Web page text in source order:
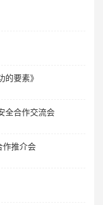
的要素》
全合作交流会
作推介会